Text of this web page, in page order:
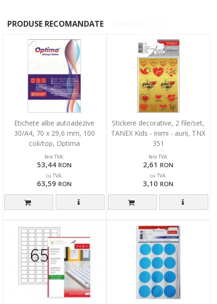
PRODUSE RECOMANDATE
Etichete albe autoadezive
30/A4, 70 x 29,6 mm, 100
coli/top, Optima
fara TVA:
53,44 RON
cu TVA:
63,59 RON
Stickere decorative, 2 file/set,
TANEX Kids - inimi - aurii, TNX
351
fara TVA:
2,61 RON
cu TVA:
3,10 RON